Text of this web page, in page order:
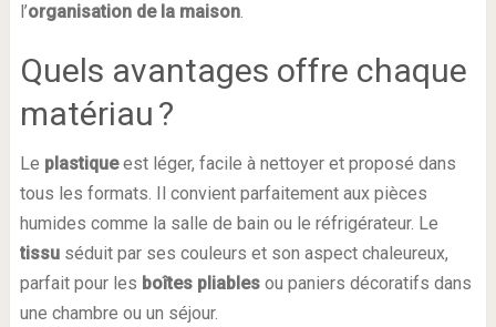
l’organisation de la maison.
Quels avantages offre chaque
matériau ?
Le plastiqueest léger, facile à nettoyer et proposé dans
tous les formats. Il convient parfaitement aux pièces
humides comme la salle de bain ou le réfrigérateur. Le
tissuséduit par ses couleurs et son aspect chaleureux,
parfait pour les boîtes pliablesou paniers décoratifs dans
une chambre ou un séjour.